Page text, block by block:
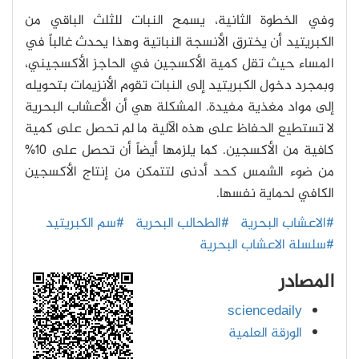
وفي الخطوة الثانية، يسمح النبات للثلث الباقي من
الكبريتيد أن يخترق الأنسجة النباتية وهذا يحدث غالباً في
المساء حيث تقل كمية الأكسجين في الحاجز الأكسجيني،
وبمجرد دخول الكبريتيد إلى النبات تقوم الأنزيمات بتحويله
إلى مواد مغذية مفيدة. المشكلة هي أن الأعشاب البحرية
لا تستطيع الحفاظ على هذه الآلية ما لم تحصل على كمية
كافية من الأكسجين. كما يلزمها أيضاً أن تحصل على 10%
من ضوء الشمس كحد أدنى لتتمكن من إنتاج الأكسجين
الكافي لحماية نفسها.
#الاعشاب البحرية #الطحالب البحرية #سم الكبريتيد
#سلسلة الاعشاب البحرية
المصادر
sciencedaily
الورقة العلمية